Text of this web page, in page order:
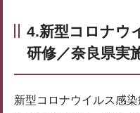
4.新型コロナウ
研修／奈良県実
新型コロナウイルス感